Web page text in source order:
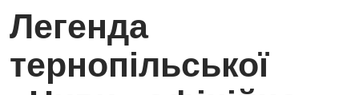
Легенда
тернопільської